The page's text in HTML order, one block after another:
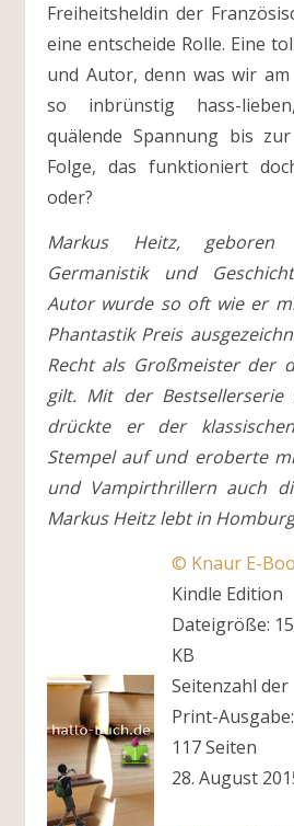
Freiheitsheldin der
eine entscheide Rolle. Eine
und Autor, denn was wir am
so inbrünstig hass-
quälende Spannung bis
Folge, das funktioniert
oder?
Markus Heitz, geboren
Germanistik und
Autor wurde so oft wie er
Phantastik Preis
Recht als Großmeister der
gilt. Mit der Bestsellerserie
drückte er der
Stempel auf und eroberte
und Vampirthrillern auch
Markus Heitz lebt in
© Knaur E-
Kindle Edition
Dateigröße:
KB
Seitenzahl der
Print-Ausgabe:
117 Seiten
28. August